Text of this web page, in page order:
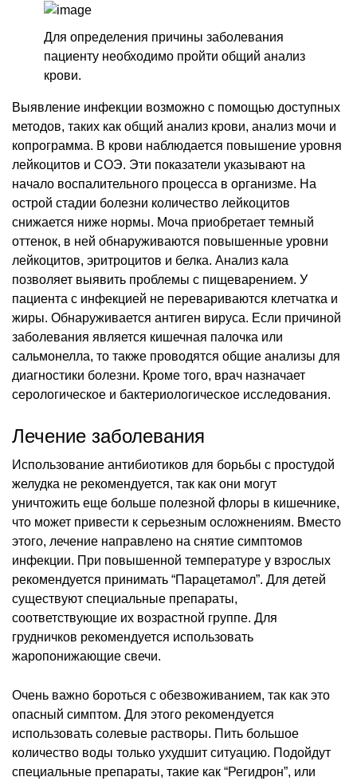
Для определения причины заболевания
пациенту необходимо пройти общий анализ
крови.
Выявление инфекции возможно с помощью доступных
методов, таких как общий анализ крови, анализ мочи и
копрограмма. В крови наблюдается повышение уровня
лейкоцитов и СОЭ. Эти показатели указывают на
начало воспалительного процесса в организме. На
острой стадии болезни количество лейкоцитов
снижается ниже нормы. Моча приобретает темный
оттенок, в ней обнаруживаются повышенные уровни
лейкоцитов, эритроцитов и белка. Анализ кала
позволяет выявить проблемы с пищеварением. У
пациента с инфекцией не перевариваются клетчатка и
жиры. Обнаруживается антиген вируса. Если причиной
заболевания является кишечная палочка или
сальмонелла, то также проводятся общие анализы для
диагностики болезни. Кроме того, врач назначает
серологическое и бактериологическое исследования.
Лечение заболевания
Использование антибиотиков для борьбы с простудой
желудка не рекомендуется, так как они могут
уничтожить еще больше полезной флоры в кишечнике,
что может привести к серьезным осложнениям. Вместо
этого, лечение направлено на снятие симптомов
инфекции. При повышенной температуре у взрослых
рекомендуется принимать “Парацетамол”. Для детей
существуют специальные препараты,
соответствующие их возрастной группе. Для
грудничков рекомендуется использовать
жаропонижающие свечи.
Очень важно бороться с обезвоживанием, так как это
опасный симптом. Для этого рекомендуется
использовать солевые растворы. Пить большое
количество воды только ухудшит ситуацию. Подойдут
специальные препараты, такие как “Регидрон”, или